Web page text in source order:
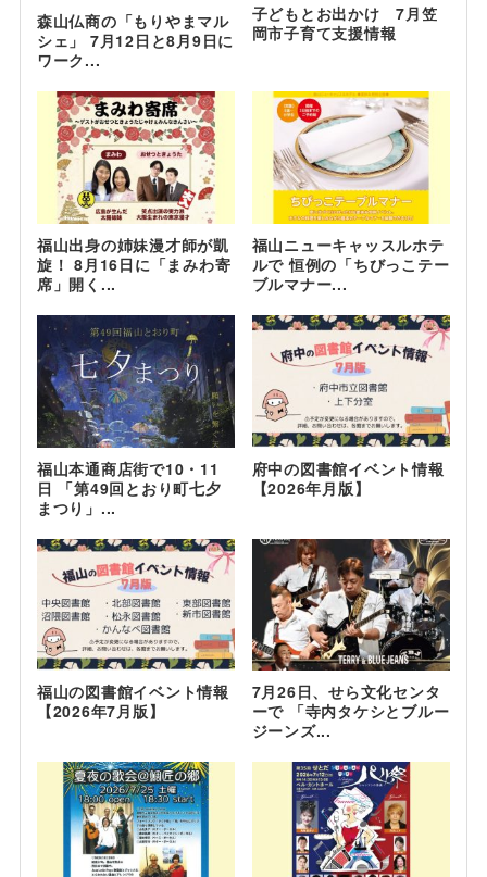
森山仏商の「もりやまマル
シェ」 7月12日と8月9日に
ワーク...
子どもとお出かけ 7月笠
岡市子育て支援情報
福山出身の姉妹漫才師が凱
旋！ 8月16日に「まみわ寄
席」開く...
福山ニューキャッスルホテ
ルで 恒例の「ちびっこテー
ブルマナー...
福山本通商店街で10・11
日 「第49回とおり町七夕
まつり」...
府中の図書館イベント情報
【2026年月版】
福山の図書館イベント情報
【2026年7月版】
7月26日、せら文化センタ
ーで 「寺内タケシとブルー
ジーンズ...